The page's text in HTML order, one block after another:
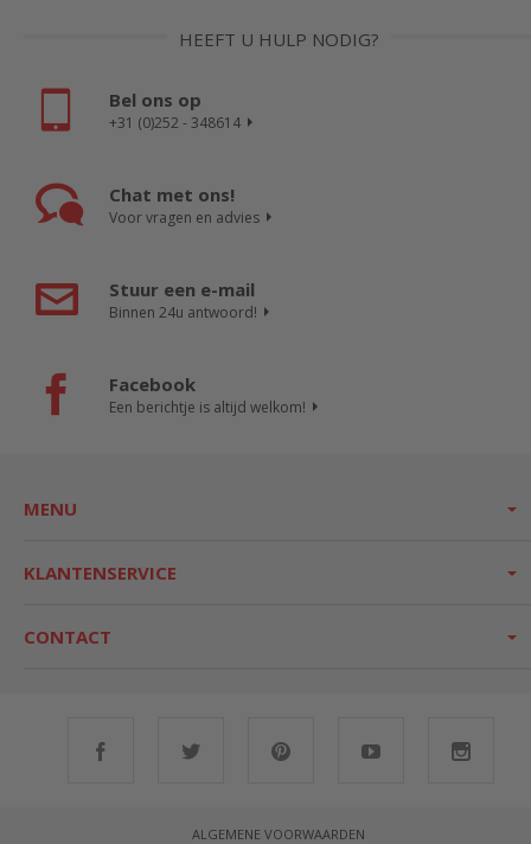
HEEFT U HULP NODIG?
Bel ons op
+31 (0)252 - 348614
Chat met ons!
Voor vragen en advies
Stuur een e-mail
Binnen 24u antwoord!
Facebook
Een berichtje is altijd welkom!
MENU
KLANTENSERVICE
CONTACT
ALGEMENE VOORWAARDEN